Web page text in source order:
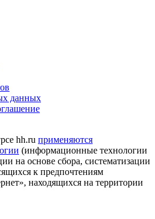
данных
hh.ru применяются
(информационные технологии
на основе сбора, систематизации
к предпочтениям
находящихся на территории